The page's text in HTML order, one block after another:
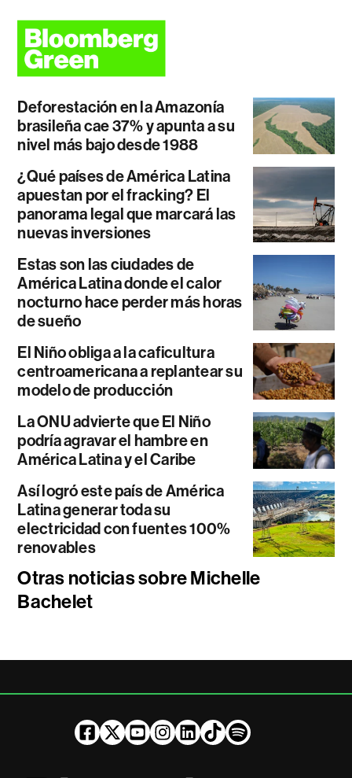
Deforestación en la Amazonía
brasileña cae 37% y apunta a su
nivel más bajo desde 1988
¿Qué países de América Latina
apuestan por el fracking? El
panorama legal que marcará las
nuevas inversiones
Estas son las ciudades de
América Latina donde el calor
nocturno hace perder más horas
de sueño
El Niño obliga a la caficultura
centroamericana a replantear su
modelo de producción
La ONU advierte que El Niño
podría agravar el hambre en
América Latina y el Caribe
Así logró este país de América
Latina generar toda su
electricidad con fuentes 100%
renovables
Otras noticias sobre Michelle
Bachelet